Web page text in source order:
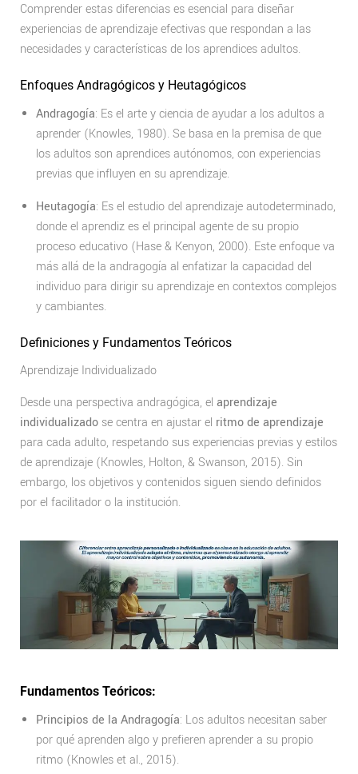
Comprender estas diferencias es esencial para diseñar
experiencias de aprendizaje efectivas que respondan a las
necesidades y características de los aprendices adultos.
Enfoques Andragógicos y Heutagógicos
Andragogía: Es el arte y ciencia de ayudar a los adultos a
aprender (Knowles, 1980). Se basa en la premisa de que
los adultos son aprendices autónomos, con experiencias
previas que influyen en su aprendizaje.
Heutagogía: Es el estudio del aprendizaje autodeterminado,
donde el aprendiz es el principal agente de su propio
proceso educativo (Hase & Kenyon, 2000). Este enfoque va
más allá de la andragogía al enfatizar la capacidad del
individuo para dirigir su aprendizaje en contextos complejos
y cambiantes.
Definiciones y Fundamentos Teóricos
Aprendizaje Individualizado
Desde una perspectiva andragógica, el aprendizaje
individualizado se centra en ajustar el ritmo de aprendizaje
para cada adulto, respetando sus experiencias previas y estilos
de aprendizaje (Knowles, Holton, & Swanson, 2015). Sin
embargo, los objetivos y contenidos siguen siendo definidos
por el facilitador o la institución.
Fundamentos Teóricos:
Principios de la Andragogía: Los adultos necesitan saber
por qué aprenden algo y prefieren aprender a su propio
ritmo (Knowles et al., 2015).